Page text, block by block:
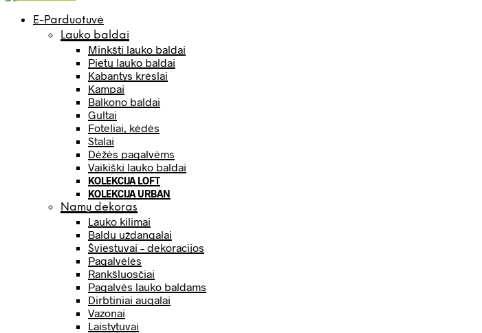
E-Parduotuvė
Lauko baldai
Minkšti lauko baldai
Pietų lauko baldai
Kabantys krėslai
Kampai
Balkono baldai
Gultai
Foteliai, kėdės
Stalai
Dėžės pagalvėms
Vaikiški lauko baldai
KOLEKCIJA LOFT
KOLEKCIJA URBAN
Namų dekoras
Lauko kilimai
Baldų uždangalai
Šviestuvai – dekoracijos
Pagalvėlės
Rankšluosčiai
Pagalvės lauko baldams
Dirbtiniai augalai
Vazonai
Laistytuvai